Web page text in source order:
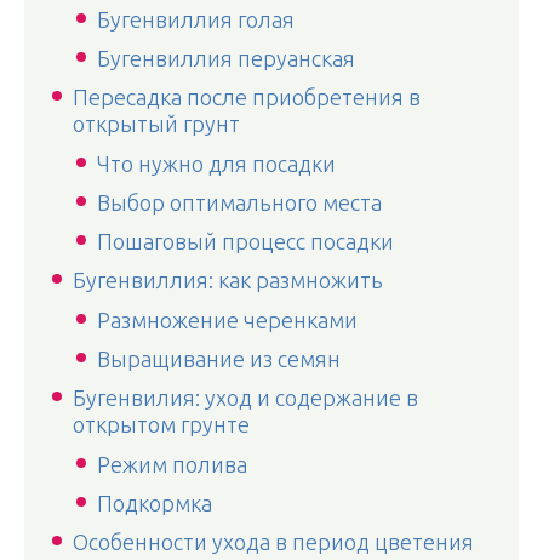
Бугенвиллия голая
Бугенвиллия перуанская
Пересадка после приобретения в
открытый грунт
Что нужно для посадки
Выбор оптимального места
Пошаговый процесс посадки
Бугенвиллия: как размножить
Размножение черенками
Выращивание из семян
Бугенвилия: уход и содержание в
открытом грунте
Режим полива
Подкормка
Особенности ухода в период цветения